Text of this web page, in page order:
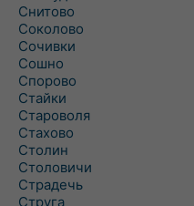
Снитово
Соколово
Сочивки
Сошно
Спорово
Стайки
Староволя
Стахово
Столин
Столовичи
Страдечь
Струга